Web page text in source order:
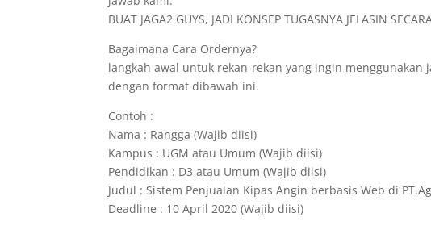
BUAT JAGA2 GUYS, JADI KONSEP TUGASNYA JELASIN
Bagaimana Cara Ordernya?
langkah awal untuk rekan-rekan yang ingin menggunakan
dengan format dibawah ini.
Contoh :
Nama : Rangga (Wajib diisi)
Kampus : UGM atau Umum (Wajib diisi)
Pendidikan : D3 atau Umum (Wajib diisi)
Judul : Sistem Penjualan Kipas Angin berbasis Web di
Deadline : 10 April 2020 (Wajib diisi)